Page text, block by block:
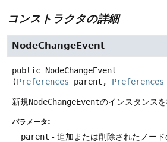
コンストラクタの詳細
NodeChangeEvent
public NodeChangeEvent
(Preferences parent, Preferences
新規NodeChangeEventのインスタンスを
パラメータ:
parent - 追加または削除されたノード